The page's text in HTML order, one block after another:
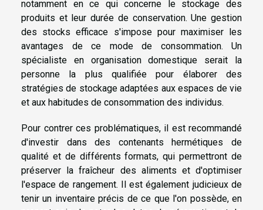
notamment en ce qui concerne le stockage des
produits et leur durée de conservation. Une gestion
des stocks efficace s'impose pour maximiser les
avantages de ce mode de consommation. Un
spécialiste en organisation domestique serait la
personne la plus qualifiée pour élaborer des
stratégies de stockage adaptées aux espaces de vie
et aux habitudes de consommation des individus.
Pour contrer ces problématiques, il est recommandé
d'investir dans des contenants hermétiques de
qualité et de différents formats, qui permettront de
préserver la fraîcheur des aliments et d'optimiser
l'espace de rangement. Il est également judicieux de
tenir un inventaire précis de ce que l'on possède, en